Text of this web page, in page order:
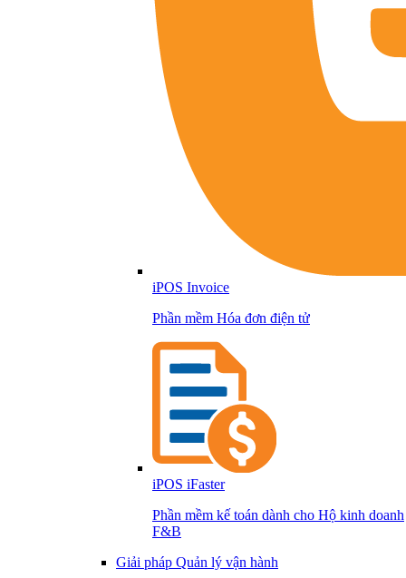
iPOS Invoice
Phần mềm Hóa đơn điện tử
iPOS iFaster
Phần mềm kế toán dành cho Hộ kinh doanh
F&B
Giải pháp Quản lý vận hành